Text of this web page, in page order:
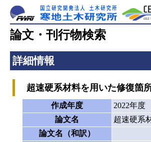
論文・刊行物検索
詳細情報
超速硬系材料を用いた修復箇
作成年度
2022年度
論文名
超速硬系
論文名（和訳）